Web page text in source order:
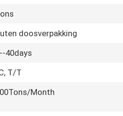
doosverpakking
40days
T/T
Month